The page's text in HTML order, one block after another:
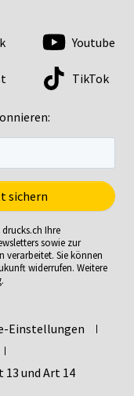
Youtube
TikTok
Ihre
sowie zur
verarbeitet. Sie können
widerrufen. Weitere
.
Einstellungen
und Art 14